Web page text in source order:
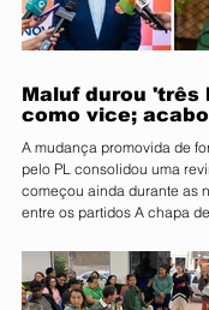
em três áreas prioritárias:
cirurgia
Maluf durou 'três
como vice;
A mudança promovida de
pelo PL consolidou uma
começou ainda durante as
entre os partidos A chapa de Wellington
diferentes para a vice em
pouco mais de três horas
feira (6). O Partido Novo, entidade coligada